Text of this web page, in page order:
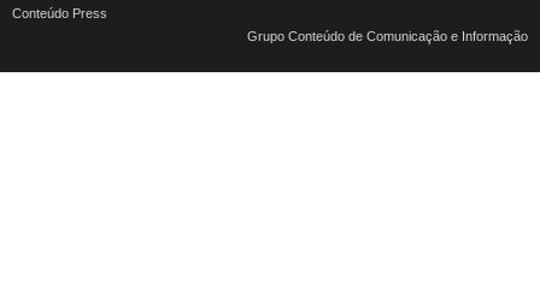
Conteúdo Press
Grupo Conteúdo de Comunicação e Informação